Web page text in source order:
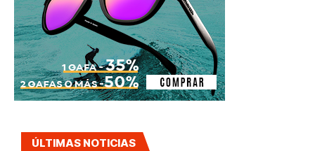
ÚLTIMAS NOTICIAS